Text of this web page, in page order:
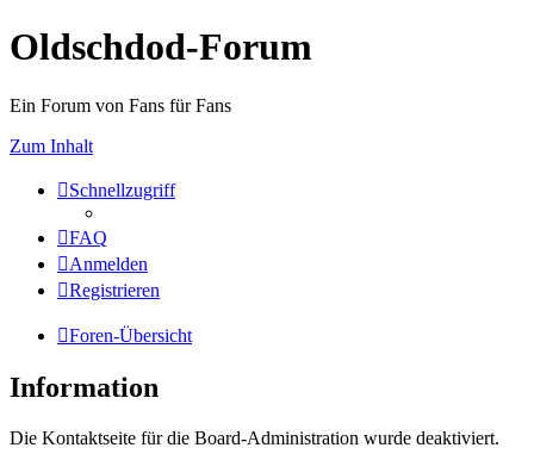
Oldschdod-Forum
Ein Forum von Fans für Fans
Zum Inhalt
Schnellzugriff
FAQ
Anmelden
Registrieren
Foren-Übersicht
Information
Die Kontaktseite für die Board-Administration wurde deaktiviert.